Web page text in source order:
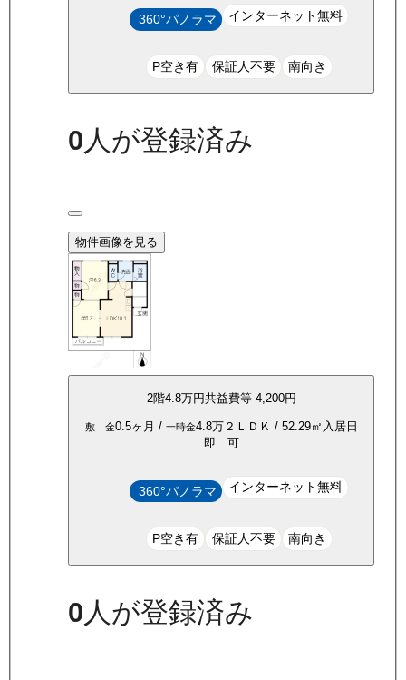
360°パノラマ インターネット無料
P空き有 保証人不要 南向き
0人が登録済み
物件画像を見る
2階4.8万円共益費等 4,200円
敷 金0.5ヶ月 / 一時金4.8万２ＬＤＫ / 52.29㎡ 入居日
即 可
360°パノラマ インターネット無料
P空き有 保証人不要 南向き
0 人が登録済み